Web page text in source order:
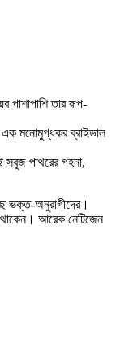
পাশাপাশি তার রূপ-
এক মনোমুগ্ধকর ব্রাইডাল
সবুজ পাথরের গহনা,
ভক্ত-অনুরাগীদের।
থাকেন। আরেক নেটিজেন